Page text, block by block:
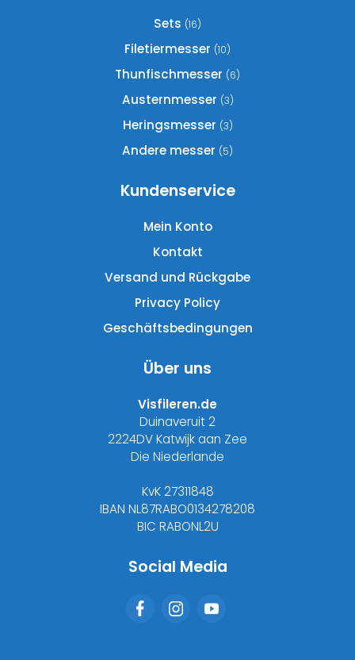
Produktseite
Sets (16)
Filetiermesser (10)
Thunfischmesser (6)
Austernmesser (3)
Heringsmesser (3)
Andere messer (5)
Kundenservice
Mein Konto
Kontakt
Versand und Rückgabe
Privacy Policy
Geschäftsbedingungen
Über uns
Visfileren.de
Duinaveruit 2
2224DV Katwijk aan Zee
Die Niederlande
KvK 27311848
IBAN NL87RABO0134278208
BIC RABONL2U
Social Media